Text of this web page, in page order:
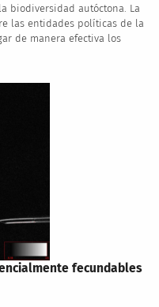
biodiversidad autóctona. La
las entidades políticas de la
de manera efectiva los
fecundables